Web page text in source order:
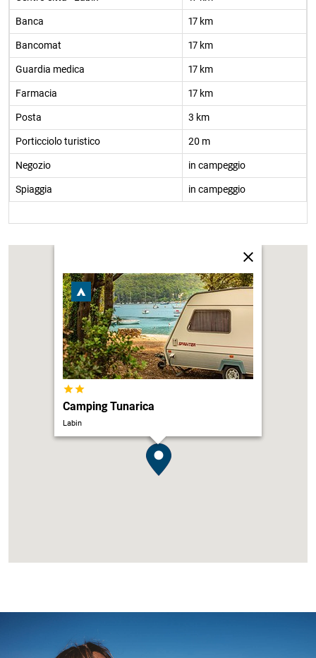
Banca 17 km
Bancomat 17 km
Guardia medica 17 km
Farmacia 17 km
Posta 3 km
Porticciolo turistico 20 m
Negozio in campeggio
Spiaggia in campeggio
Camping Tunarica
Labin